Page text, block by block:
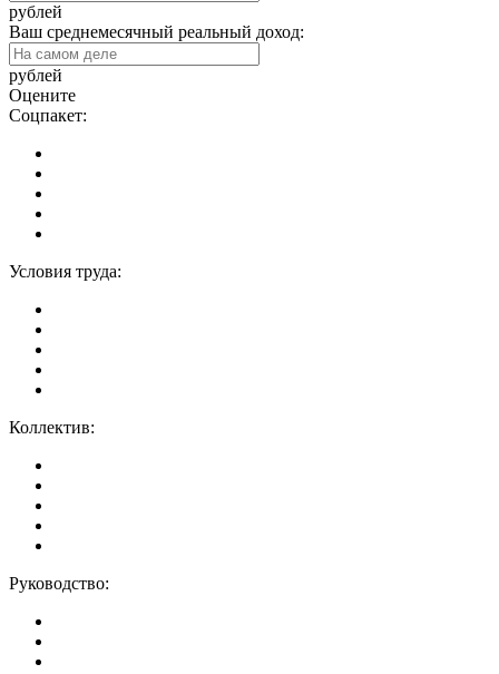
рублей
Ваш среднемесячный реальный доход:
рублей
Оцените
Соцпакет:
Условия труда:
Коллектив:
Руководство: